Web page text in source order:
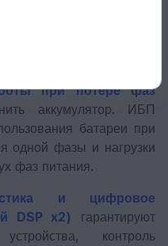
потребители.
пусковой ток нагрузки
при потере фаз
аккумулятор. ИБП
батареи при
одной фазы и нагрузки
фаз питания.
и цифровое
DSP x2)
гарантируют
контроль